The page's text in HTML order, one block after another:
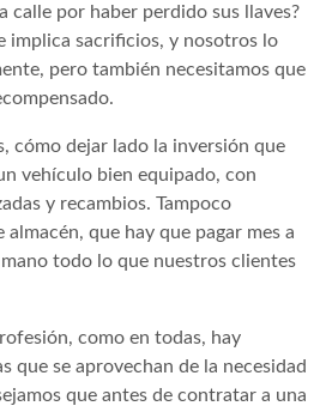
calle por haber perdido sus llaves?
implica sacrificios, y nosotros lo
pero también necesitamos que
cómo dejar lado la inversión que
vehículo bien equipado, con
y recambios. Tampoco
que hay que pagar mes a
todo lo que nuestros clientes
como en todas, hay
que se aprovechan de la necesidad
que antes de contratar a una